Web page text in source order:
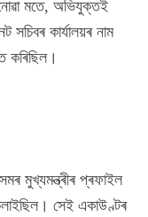
মতে, অভিযুক্তই
সচিবৰ কাৰ্যালয়ৰ নাম
কৰিছিল।
মুখ্যমন্ত্ৰীৰ প্ৰফাইল
সেই একাউণ্টৰ